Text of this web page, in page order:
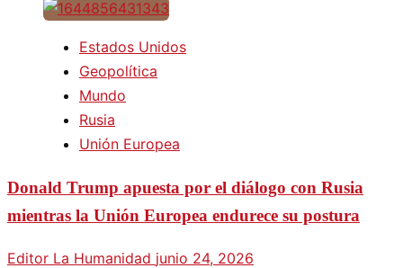
Estados Unidos
Geopolítica
Mundo
Rusia
Unión Europea
Donald Trump apuesta por el diálogo con Rusia
mientras la Unión Europea endurece su postura
Editor La Humanidad junio 24, 2026